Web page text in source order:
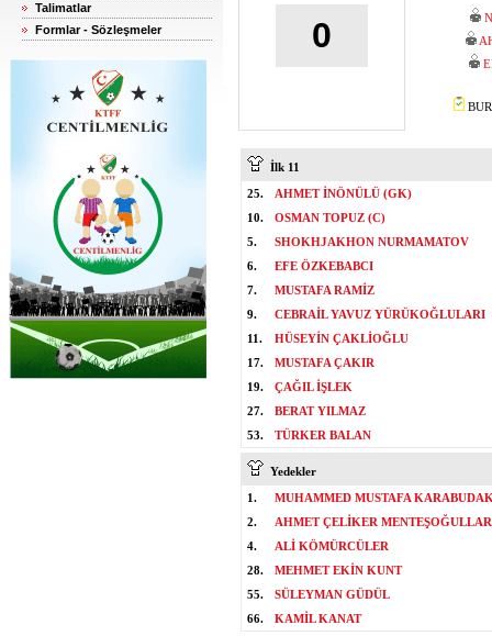
Talimatlar
Formlar - Sözleşmeler
0
İlk 11
25.
AHMET İNÖNÜLÜ (GK)
10.
OSMAN TOPUZ (C)
5.
SHOKHJAKHON NURMAMATOV
6.
EFE ÖZKEBABCI
7.
MUSTAFA RAMİZ
9.
CEBRAİL YAVUZ YÜRÜKOĞLULARI
11.
HÜSEYİN ÇAKLİOĞLU
17.
MUSTAFA ÇAKIR
19.
ÇAĞIL İŞLEK
27.
BERAT YILMAZ
53.
TÜRKER BALAN
Yedekler
1.
MUHAMMED MUSTAFA
2.
AHMET ÇELİKER
4.
ALİ KÖMÜRCÜLER
28.
MEHMET EKİN KUNT
55.
SÜLEYMAN GÜDÜL
66.
KAMİL KANAT